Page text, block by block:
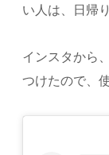
い人は、日帰
インスタから
つけたので、